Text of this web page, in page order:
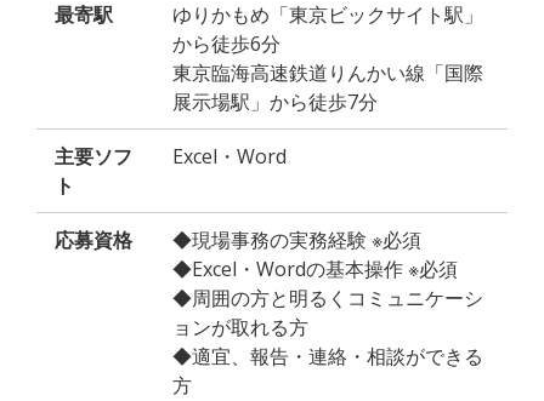
最寄駅
ゆりかもめ「東京ビックサイト駅」
から徒歩6分
東京臨海高速鉄道りんかい線「国際
展示場駅」から徒歩7分
主要ソフ
ト
Excel・Word
応募資格
◆現場事務の実務経験 ※必須
◆Excel・Wordの基本操作 ※必須
◆周囲の方と明るくコミュニケーシ
ョンが取れる方
◆適宜、報告・連絡・相談ができる
方